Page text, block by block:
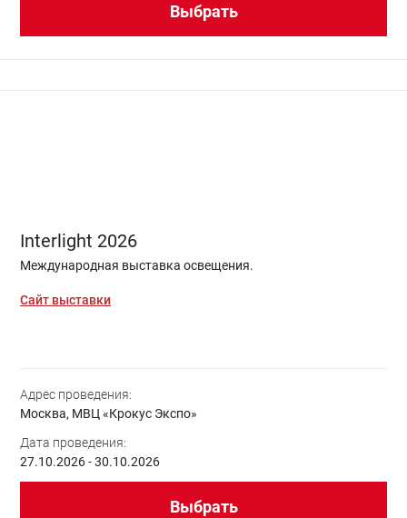
Выбрать
Interlight 2026
Международная выставка освещения.
Сайт выставки
Адрес проведения:
Москва, МВЦ «Крокус Экспо»
Дата проведения:
27.10.2026 - 30.10.2026
Выбрать